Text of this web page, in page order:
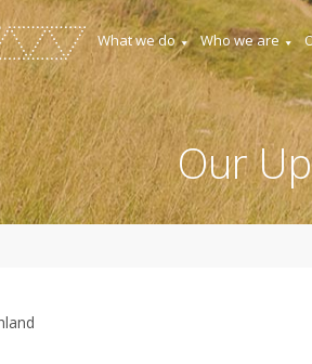
What we do Who we are
Our